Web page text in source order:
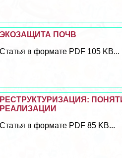
ЭКОЗАЩИТА ПОЧВ
Статья в формате PDF 105 KB...
РЕСТРУКТУРИЗАЦИЯ:
РЕАЛИЗАЦИИ
Статья в формате PDF 85 KB...